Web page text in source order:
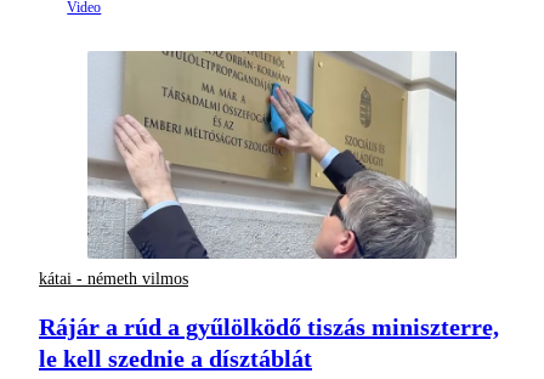
kátai - németh vilmos
Rájár a rúd a gyűlölködő tiszás miniszterre,
le kell szednie a dísztáblát